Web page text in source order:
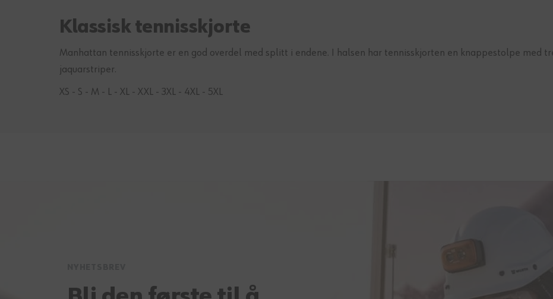
Klassisk tennisskjorte
Manhattan tennisskjorte er en god overdel med splitt i endene. I halsen har tennisskjorten en knappestolpe med
jaquarstriper.
XS - S - M - L - XL - XXL - 3XL - 4XL - 5XL